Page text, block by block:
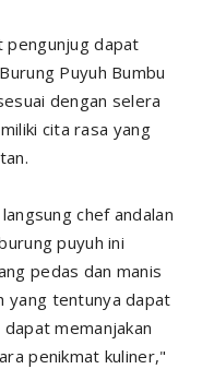
pengunjug dapat
Puyuh Bumbu
dengan selera
cita rasa yang
chef andalan
puyuh ini
pedas dan manis
yang tentunya dapat
memanjakan
penikmat kuliner,"